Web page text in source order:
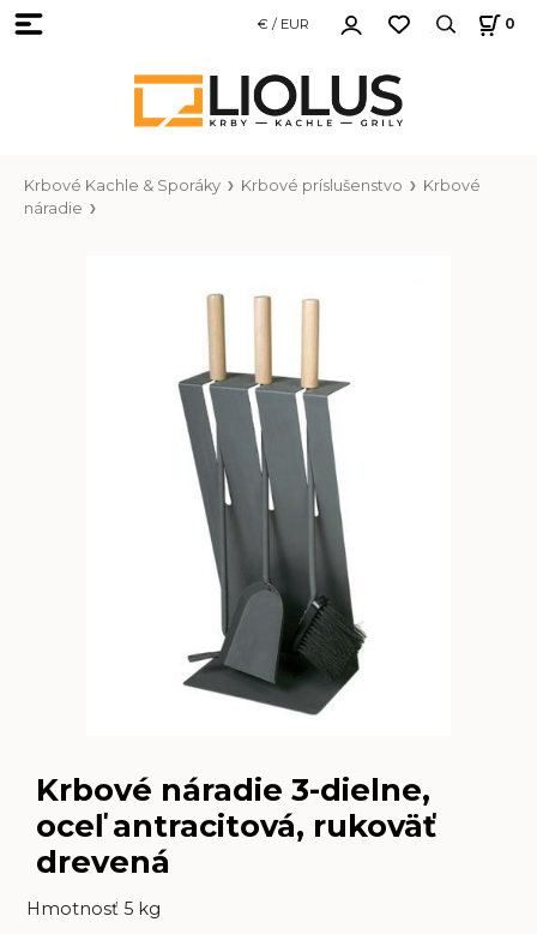
€ / EUR 0
Krbové Kachle & Sporáky Krbové príslušenstvo
Krbové
náradie
Krbové náradie 3-dielne,
oceľ antracitová, rukoväť
drevená
Hmotnosť 5 kg